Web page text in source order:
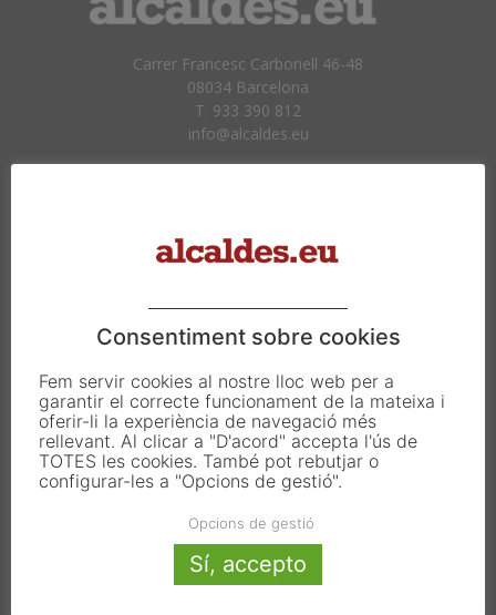
Carrer Francesc Carbonell 46-48
08034 Barcelona
T. 933 390 812
info@alcaldes.eu
Articles populars
Victor Ferrando
President de l'EMD de Jesús
Consentiment sobre cookies
Fem servir cookies al nostre lloc web per a
garantir el correcte funcionament de la mateixa i
oferir-li la experiència de navegació més
rellevant. Al clicar a "D'acord" accepta l'ús de
TOTES les cookies. També pot rebutjar o
configurar-les a "Opcions de gestió".
Opcions de gestió
Sí, accepto